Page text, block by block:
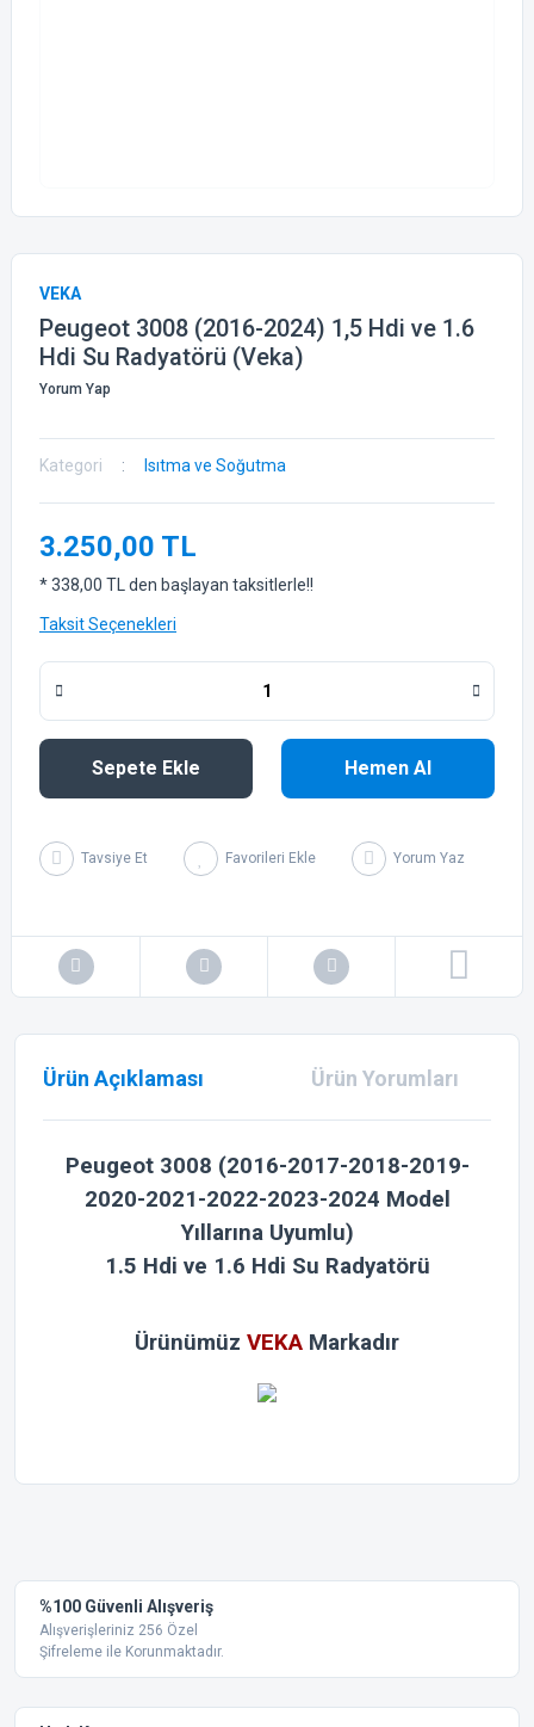
VEKA
Peugeot 3008 (2016-2024) 1,5 Hdi ve 1.6
Hdi Su Radyatörü (Veka)
Yorum Yap
Kategori Isıtma ve Soğutma
3.250,00 TL
* 338,00 TL den başlayan taksitlerle!!
Taksit Seçenekleri
Sepete Ekle Hemen Al
Tavsiye Et Yorum Yaz
Ürün Açıklaması Ürün Yorumları
Peugeot 3008 (2016-2017-2018-2019-
2020-2021-2022-2023-2024 Model
Yıllarına Uyumlu)
1.5 Hdi ve 1.6 Hdi Su Radyatörü
Ürünümüz VEKA Markadır
Ürün resmi kalitesiz, bozuk veya görüntülenemiyor.
Ürün açıklamasında eksik bilgiler bulunuyor.
%100 Güvenli Alışveriş
Alışverişleriniz 256 Özel
Şifreleme ile Korunmaktadır.